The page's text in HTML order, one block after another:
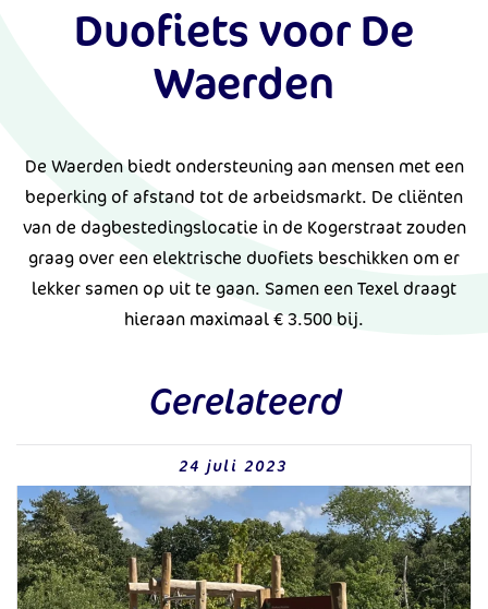
Duofiets voor De
Waerden
De Waerden biedt ondersteuning aan mensen met een
beperking of afstand tot de arbeidsmarkt. De cliënten
van de dagbestedingslocatie in de Kogerstraat zouden
graag over een elektrische duofiets beschikken om er
lekker samen op uit te gaan. Samen een Texel draagt
hieraan maximaal € 3.500 bij.
Gerelateerd
24 juli 2023